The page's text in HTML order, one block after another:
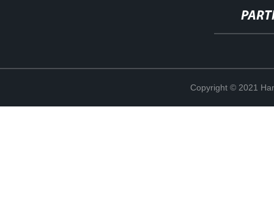
Copyright © 2021